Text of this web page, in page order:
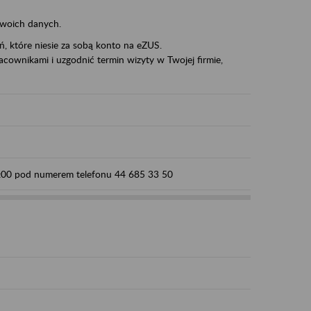
danych.
które niesie za sobą konto na eZUS.
i uzgodnić termin wizyty w Twojej firmie,
pod numerem telefonu 44 685 33 50